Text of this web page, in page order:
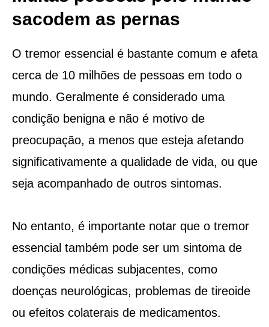
sacodem as pernas
O tremor essencial é bastante comum e afeta
cerca de 10 milhões de pessoas em todo o
mundo. Geralmente é considerado uma
condição benigna e não é motivo de
preocupação, a menos que esteja afetando
significativamente a qualidade de vida, ou que
seja acompanhado de outros sintomas.
No entanto, é importante notar que o tremor
essencial também pode ser um sintoma de
condições médicas subjacentes, como
doenças neurológicas, problemas de tireoide
ou efeitos colaterais de medicamentos.